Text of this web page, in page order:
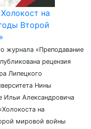
на
Второй
журнала «Преподавание
рецензия
Липецкого
Нины
Ильи Александровича
на
мировой войны